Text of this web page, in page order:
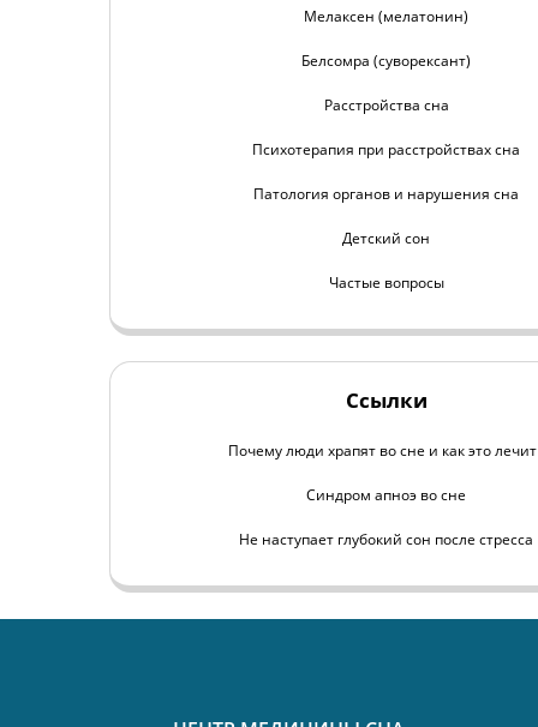
Мелаксен (мелатонин)
Белсомра (суворексант)
Расстройства сна
Психотерапия при расстройствах сна
Патология органов и нарушения сна
Детский сон
Частые вопросы
Ссылки
Почему люди храпят во сне и как это
Синдром апноэ во сне
Не наступает глубокий сон после стресса